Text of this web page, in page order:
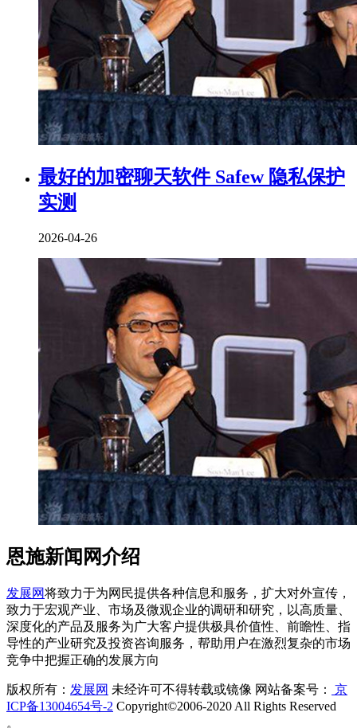
最好的加密聊天软件 Safew 隐私保护
实测
2026-04-26
恩施新闻网介绍
发展网将致力于为网民提供各种信息和服务，扩大对外宣传，
致力于宏观产业、市场及微观企业的调研和研究，以高质量、
深度化的产品及服务为广大客户提供极具价值性、前瞻性、指
导性的产业研究及投资咨询服务，帮助用户在激烈复杂的市场
竞争中把握正确的发展方向
版权所有： 发展网 未经许可不得转载或镜像 网站备案号：
京
ICP备13004654号-2 Copyright©2006-2020 All Rights Reserved
。